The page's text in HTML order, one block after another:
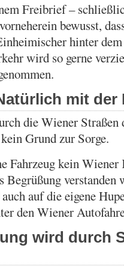
Freibrief –
bewusst,
hinter
wird so gerne
mit der
die Wiener Straßen
Grund zur Sorge.
Fahrzeug kein
Begrüßung verstanden
auf die eigene
den Wiener
wird durch